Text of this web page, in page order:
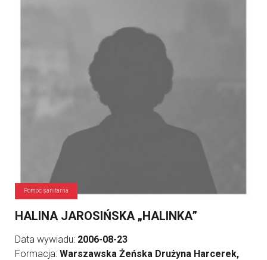
Pomoc sanitarna
HALINA JAROSIŃSKA „HALINKA”
Data wywiadu: 2006-08-23
Formacja: Warszawska Żeńska Drużyna Harcerek,